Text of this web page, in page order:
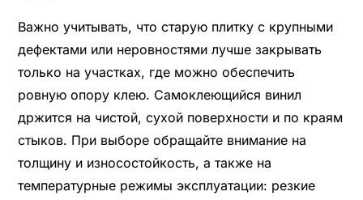
Важно учитывать, что старую плитку с крупными
дефектами или неровностями лучше закрывать
только на участках, где можно обеспечить
ровную опору клею. Самоклеющийся винил
држится на чистой, сухой поверхности и по краям
стыков. При выборе обращайте внимание на
толщину и износостойкость, а также на
температурные режимы эксплуатации: резкие